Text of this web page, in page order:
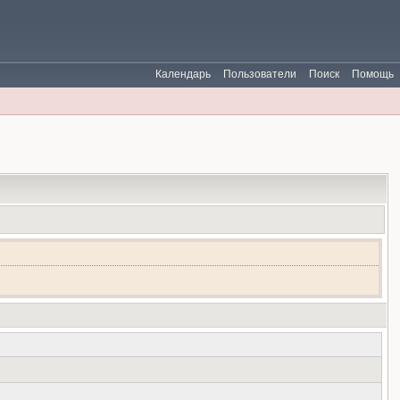
Помощь
Поиск
Пользователи
Календарь